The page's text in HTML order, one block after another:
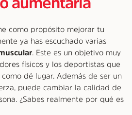
como propósito mejorar tu
ya has escuchado varias
. Este es un objetivo muy
físicos y los deportistas que
dé lugar. Además de ser un
puede cambiar la calidad de
¿Sabes realmente por qué es